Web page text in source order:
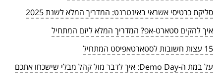
סליקת כרטיסי אשראי באינטרנט: המדריך המלא לשנת 2025
איך להקים סטארט-אפ? המדריך המלא ליזם המתחיל
15 עצות חשובות לסטארטאפיסט המתחיל
על במת ה-Demo Day: איך לדבר מול קהל מבלי שישכחו אתכם